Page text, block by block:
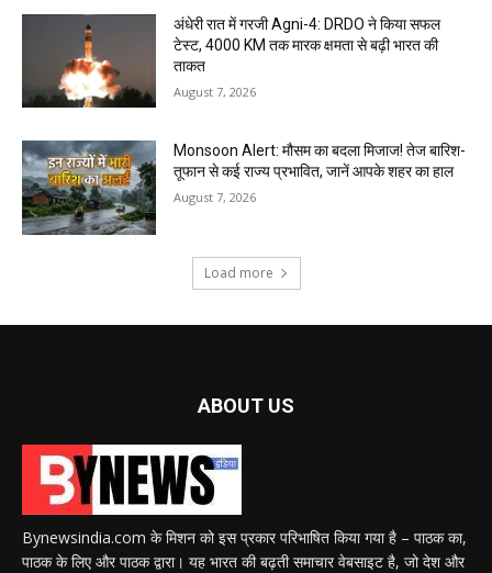
अंधेरी रात में गरजी Agni-4: DRDO ने किया सफल
टेस्ट, 4000 KM तक मारक क्षमता से बढ़ी भारत की
ताकत
August 7, 2026
Monsoon Alert: मौसम का बदला मिजाज! तेज बारिश-
तूफान से कई राज्य प्रभावित, जानें आपके शहर का हाल
August 7, 2026
Load more
ABOUT US
Bynewsindia.com के मिशन को इस प्रकार परिभाषित किया गया है – पाठक का,
पाठक के लिए और पाठक द्वारा। यह भारत की बढ़ती समाचार वेबसाइट है, जो देश और